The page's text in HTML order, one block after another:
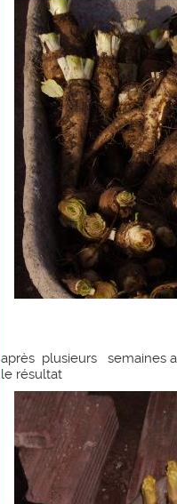
après plusieurs semaines
le résultat